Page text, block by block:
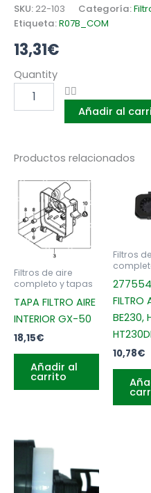
SKU:22-103 Categoría:
Etiqueta:R07B_COM
13,31€
Quantity
FILTRO
AIRE
COMPLETO
SHINDAIWA
B-
cantidad
Añadir al
Productos relacionados
Filtros de aire
completo y tapas
TAPA FILTRO AIRE
INTERIOR GX-50
18,15€
Añadir al
carrito
Filtros
FILTRO
BE230,
10,78€